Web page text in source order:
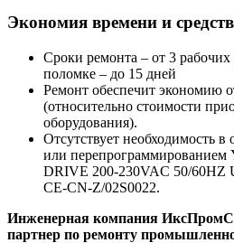
Экономия времени и средств
Сроки ремонта – от 3
поломке – до 15 дней
Ремонт обеспечит экономию
(относительно стоимости
оборудования).
Отсутствует необходимость
или
DRIVE 200-230VAC 50/60HZ
CE-CN-Z/02S0022.
Инженерная компания
партнер по ремонту